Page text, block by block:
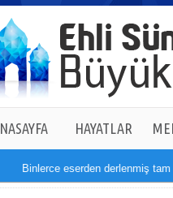
HAYATLAR
Binlerce eserden derlenmiş tam 14